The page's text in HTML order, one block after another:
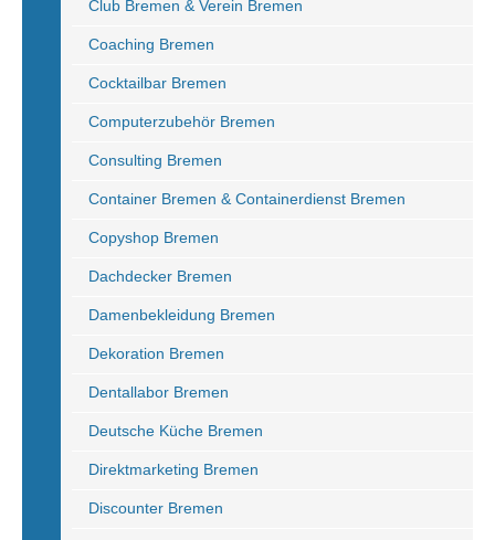
Club Bremen & Verein Bremen
Coaching Bremen
Cocktailbar Bremen
Computerzubehör Bremen
Consulting Bremen
Container Bremen & Containerdienst Bremen
Copyshop Bremen
Dachdecker Bremen
Damenbekleidung Bremen
Dekoration Bremen
Dentallabor Bremen
Deutsche Küche Bremen
Direktmarketing Bremen
Discounter Bremen